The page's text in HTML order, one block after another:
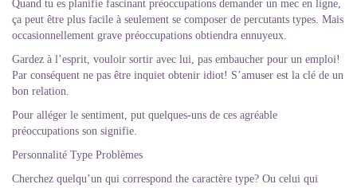
Quand tu es planifie fascinant préoccupations demander un mec en ligne,
ça peut être plus facile à seulement se composer de percutants types. Mais
occasionnellement grave préoccupations obtiendra ennuyeux.
Gardez à l’esprit, vouloir sortir avec lui, pas embaucher pour un emploi!
Par conséquent ne pas être inquiet obtenir idiot! S’amuser est la clé de un
bon relation.
Pour alléger le sentiment, put quelques-uns de ces agréable
préoccupations son signifie.
Personnalité Type Problèmes
Cherchez quelqu’un qui correspond the caractère type? Ou celui qui